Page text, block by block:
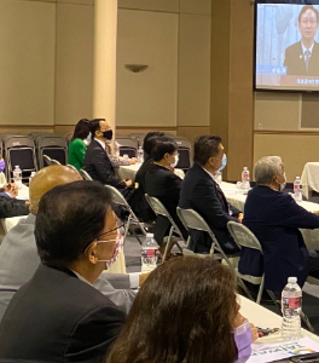
定」確立對等關稅15%且不疊加 我輸美
AFP）專訪內容
交事務》撰文指出：自由世界 需要台
榮夥伴對話」記者會 說明臺美合作
尼「時代雜誌」專訪，闡述印太安全
迎美國聯邦參議員蓋耶哥訪問團